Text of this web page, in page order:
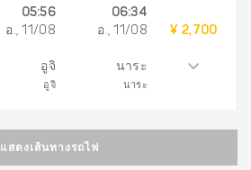
05:56
อ., 11/08
อูจิ
อูจิ
06:34
อ., 11/08
นาระ
นาระ
¥ 2,700
แสดงเส้นทางรถไฟ